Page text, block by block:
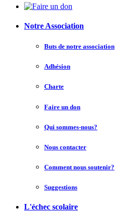
Notre Association
Buts de notre association
Adhésion
Charte
Faire un don
Qui sommes-nous?
Nous contacter
Comment nous soutenir?
Suggestions
L'échec scolaire